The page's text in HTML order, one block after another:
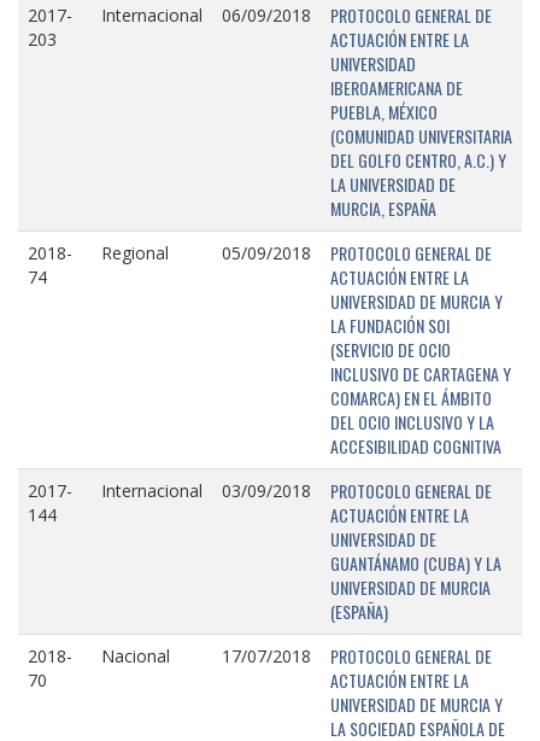
2017-
203
Internacional 06/09/2018
PROTOCOLO GENERAL DE
ACTUACIÓN ENTRE LA
UNIVERSIDAD
IBEROAMERICANA DE
PUEBLA, MÉXICO
(COMUNIDAD UNIVERSITARIA
DEL GOLFO CENTRO, A.C.) Y
LA UNIVERSIDAD DE
MURCIA, ESPAÑA
2018-
74
Regional 05/09/2018
PROTOCOLO GENERAL DE
ACTUACIÓN ENTRE LA
UNIVERSIDAD DE MURCIA Y
LA FUNDACIÓN SOI
(SERVICIO DE OCIO
INCLUSIVO DE CARTAGENA Y
COMARCA) EN EL ÁMBITO
DEL OCIO INCLUSIVO Y LA
ACCESIBILIDAD COGNITIVA
2017-
144
Internacional 03/09/2018
PROTOCOLO GENERAL DE
ACTUACIÓN ENTRE LA
UNIVERSIDAD DE
GUANTÁNAMO (CUBA) Y LA
UNIVERSIDAD DE MURCIA
(ESPAÑA)
2018-
70
Nacional 17/07/2018
PROTOCOLO GENERAL DE
ACTUACIÓN ENTRE LA
UNIVERSIDAD DE MURCIA Y
LA SOCIEDAD ESPAÑOLA DE